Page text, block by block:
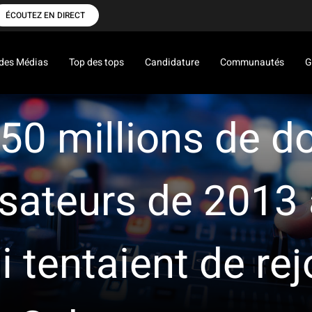
ÉCOUTEZ EN DIRECT
Médias Top des tops Candidature Communautés
millions de
de 2013
tentaient de